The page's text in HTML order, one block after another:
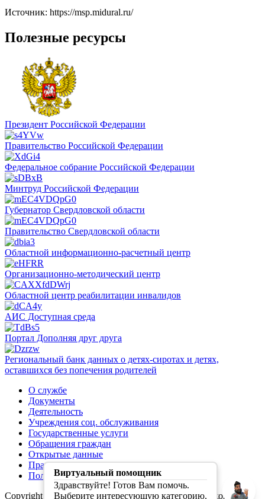
Источник: https://msp.midural.ru/
Полезные ресурсы
Президент Российской Федерации
Правительство Российской Федерации
Федеральное собрание Российской Федерации
Минтруд Российской Федерации
Губернатор Свердловской области
Правительство Свердловской области
Областной информационно-расчетный центр
Организационно-методический центр
Областной центр реабилитации инвалидов
АИС Доступная среда
Портал Дополняя друг друга
Региональный банк данных о детях-сиротах и детях,
оставшихся без попечения родителей
О службе
Документы
Деятельность
Учреждения соц. обслуживания
Государственные услуги
Обращения граждан
Открытые данные
Правила обработки персональных данных
Политика конфиденциальности
Copyright (C) Первая социальная служба Свердловской
Виртуальный помощник
Здравствуйте! Готов Вам помочь.
Выберите интересующую категорию.